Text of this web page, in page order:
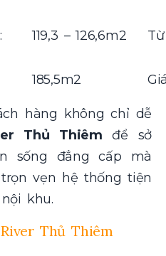
119,3 – 126,6m2
185,5m2
hàng không chỉ dễ
Thủ Thiêmđể sở
sống đẳng cấp mà
vẹn hệ thống tiện
khu.
Thủ Thiêm